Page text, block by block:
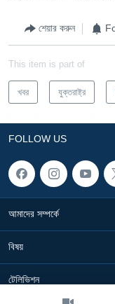
শেয়ার করুন
This item is part of
খবর যুক্তরাষ্ট্র
FOLLOW US
আমাদের সম্পর্কে
বিষয়
টেলিভিশন